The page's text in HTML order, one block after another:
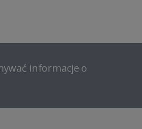
informacje o